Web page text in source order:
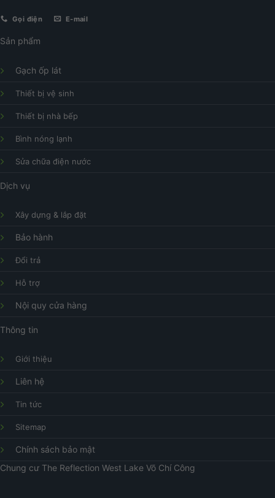
Gọi điện E-mail
Sản phẩm
Gạch ốp lát
Thiết bị vệ sinh
Thiết bị nhà bếp
Bình nóng lạnh
Sửa chữa điện nước
Dịch vụ
Xây dựng & lắp đặt
Bảo hành
Đổi trả
Hỗ trợ
Nội quy cửa hàng
Thông tin
Giới thiệu
Liên hệ
Tin tức
Sitemap
Chính sách bảo mật
Chung cư The Reflection West Lake Võ Chí Công